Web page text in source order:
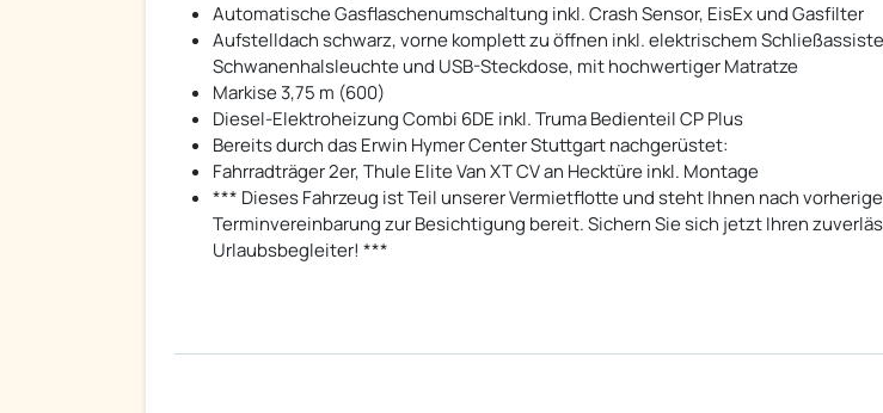
Automatische Gasflaschenumschaltung inkl. Crash Sensor, EisEx und Gasfilter
Aufstelldach schwarz, vorne komplett zu öffnen inkl. elektrischem
Schwanenhalsleuchte und USB-Steckdose, mit hochwertiger Matratze
Markise 3,75 m (600)
Diesel-Elektroheizung Combi 6DE inkl. Truma Bedienteil CP Plus
Bereits durch das Erwin Hymer Center Stuttgart nachgerüstet:
Fahrradträger 2er, Thule Elite Van XT CV an Hecktüre inkl. Montage
*** Dieses Fahrzeug ist Teil unserer Vermietflotte und steht Ihnen nach
Terminvereinbarung zur Besichtigung bereit. Sichern Sie sich jetzt Ihren
Urlaubsbegleiter! ***